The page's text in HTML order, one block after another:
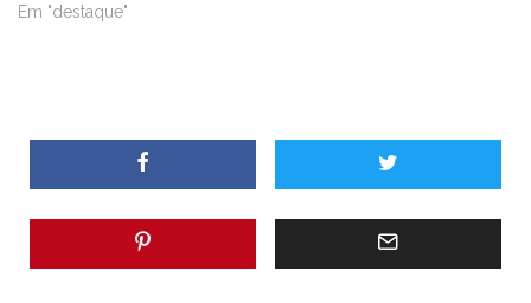
Em "destaque"